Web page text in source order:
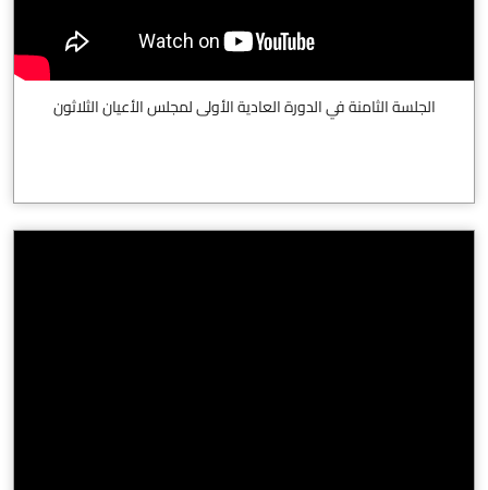
الجلسة الثامنة في الدورة العادية الأولى لمجلس الأعيان الثلاثون